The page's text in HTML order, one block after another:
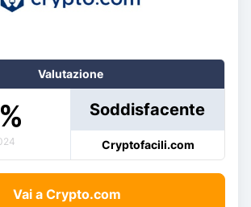
Valutazione
% Soddisfacente
Cryptofacili.com
Vai a Crypto.com